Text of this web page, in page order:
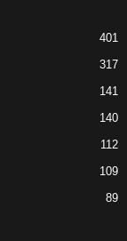
401
317
141
140
112
109
89